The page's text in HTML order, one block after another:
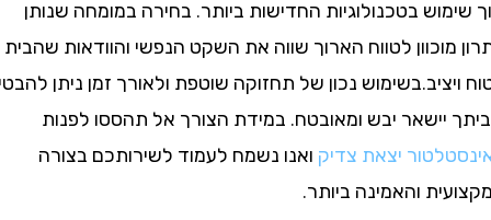
בטכנולוגיות החדישות ביותר. בחירה במומחה שנותן
לטווח הארוך שווה את השקט הנפשי והוודאות שהבית
נכון של תחזוקה שוטפת ולאורך זמן ניתן להבטיח
יבש ומאובטח. במידת הצורך אל תהססו לפנות
יצאת צדיק ואנו נשמח לעמוד לשירותכם בצורה
והאמינה ביותר.